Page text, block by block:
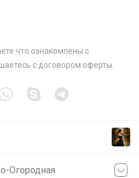
что ознакомлены с
с договором оферты
Огородная